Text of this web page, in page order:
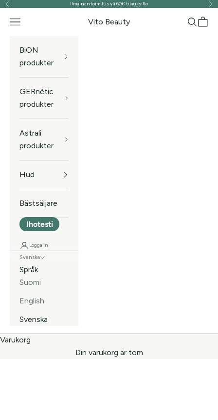
Hoppa till innehållet
Föregående Ilmainen toimitus yli 60€ tilauksille
Vito Beauty
Meny Sök
BiON
produkter
GERnétic
produkter
Astrali
produkter
Hud
Bästsäljare
Ihotesti
Logga in
Svenska
Språk
Suomi
English
Svenska
Varukorg
Din varukorg är tom